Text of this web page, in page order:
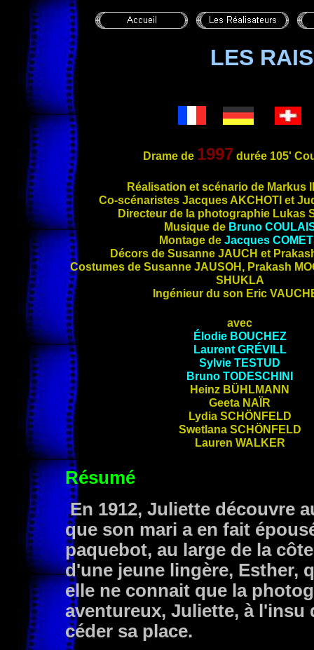
LES
Drame de 1997 durée 105'
Réalisation et scénario de Markus
Co-scénaristes Jacques AKCHOTIet
Directeur de la photographie Lukas
Musique de Bruno
Montage de Jacques
Décors de Susanne JAUCH et
Costumes de Susanne JAUSOH, Prakash
SHUKLA
Ingénieur du son Eric
avec
Élodie BOUCHEZ
Laurent GRÉVILL
Sylvie TESTUD
Bruno TODESCHINI
Heinz BÜHLMANN
Geeta NAÏR
Lydia SCHÖNFELD
Swetlana SCHÖNFELD
Lauren WALKER
Résumé
En 1912, Juliette découvre
que son mari a en fait
paquebot, au large de la
d'une jeune lingère, Esther,
elle ne connait que la
aventureux, Juliette, à l'insu
céder sa place.